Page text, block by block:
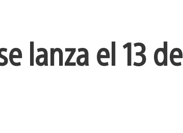
lanza el 13 de